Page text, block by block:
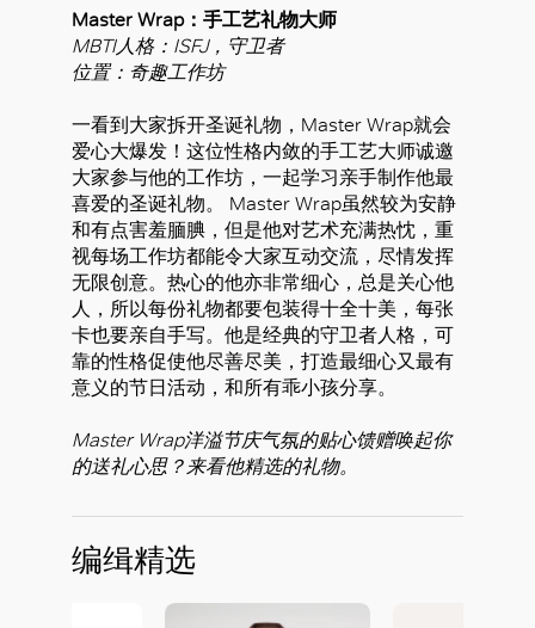
Master Wrap：手工艺礼物大师
MBTI人格：ISFJ，守卫者
位置：奇趣工作坊
一看到大家拆开圣诞礼物，Master Wrap就会
爱心大爆发！这位性格内敛的手工艺大师诚邀
大家参与他的工作坊，一起学习亲手制作他最
喜爱的圣诞礼物。 Master Wrap虽然较为安静
和有点害羞腼腆，但是他对艺术充满热忱，重
视每场工作坊都能令大家互动交流，尽情发挥
无限创意。热心的他亦非常细心，总是关心他
人，所以每份礼物都要包装得十全十美，每张
卡也要亲自手写。他是经典的守卫者人格，可
靠的性格促使他尽善尽美，打造最细心又最有
意义的节日活动，和所有乖小孩分享。
Master Wrap洋溢节庆气氛的贴心馈赠唤起你
的送礼心思？来看他精选的礼物。
编缉精选